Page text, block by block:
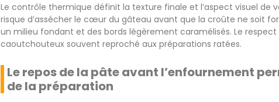
Le contrôle thermique définit la texture finale et l’aspect visuel de
risque d’assécher le cœur du gâteau avant que la croûte ne soit
un milieu fondant et des bords légèrement caramélisés. Le
caoutchouteux souvent reproché aux préparations ratées.
Le repos de la pâte avant l’enfournement
de la préparation